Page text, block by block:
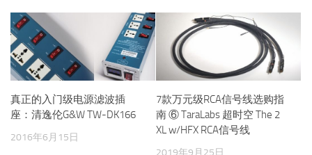
真正的入门级电源滤波插
座：清逸伦G&W TW-DK166
2016年6月15日
7款万元级RCA信号线选购指
南 ⑥ TaraLabs 超时空 The 2
XL w/HFX RCA信号线
2019年9月25日